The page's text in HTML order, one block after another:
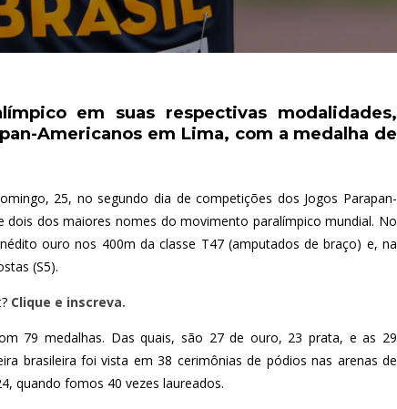
em suas respectivas modalidades,
Americanos em Lima, com a medalha de
25, no segundo dia de competições dos Jogos Parapan-
dos maiores nomes do movimento paralímpico mundial. No
ouro nos 400m da classe T47 (amputados de braço) e, na
(S5).
Clique e inscreva.
79 medalhas. Das quais, são 27 de ouro, 23 prata, e as 29
brasileira foi vista em 38 cerimônias de pódios nas arenas de
quando fomos 40 vezes laureados.